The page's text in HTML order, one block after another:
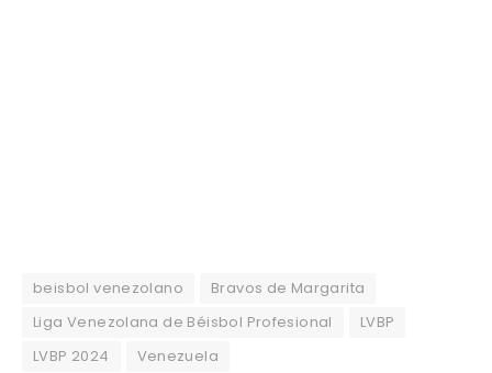
beisbol venezolano
Bravos de Margarita
Liga Venezolana de Béisbol Profesional
LVBP
LVBP 2024
Venezuela